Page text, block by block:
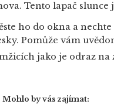
Tento lapač slunce
ho do okna a
Pomůže vám
jako je odraz na
Mohlo by vás zajímat: